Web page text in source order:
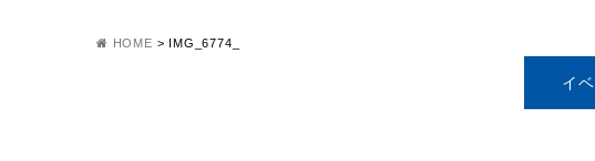
イ
HOME > IMG_6774_